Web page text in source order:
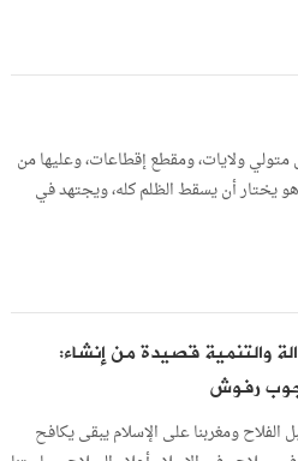
متولي ولايات، ومقطع إقطاعات، وعليها من
يختار أن يسقط الظلم كله، ويجتهد في
والتنمية قصيدة من إنشاء:
رفوش
الفلاح ومغربنا على الإسلام يبقى يكافح